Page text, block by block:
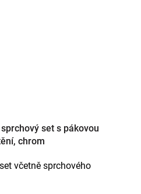
set s pákovou
chrom
včetně sprchového